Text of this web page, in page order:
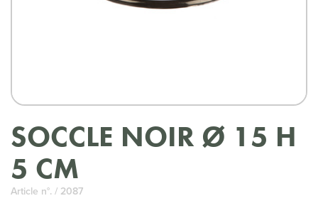
SOCCLE NOIR Ø 15 H
5 CM
Article n°. / 2087